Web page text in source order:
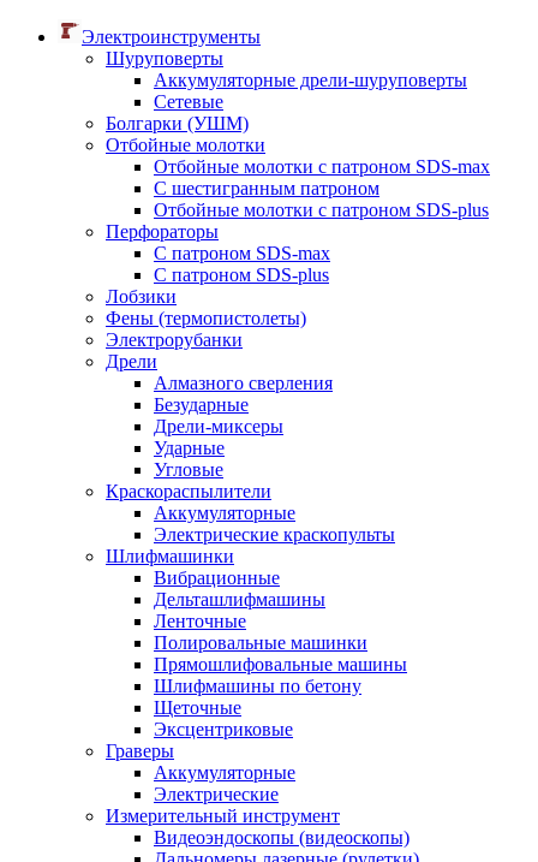
Электроинструменты
Шуруповерты
Аккумуляторные дрели-шуруповерты
Сетевые
Болгарки (УШМ)
Отбойные молотки
Отбойные молотки с патроном SDS-max
С шестигранным патроном
Отбойные молотки с патроном SDS-plus
Перфораторы
С патроном SDS-max
С патроном SDS-plus
Лобзики
Фены (термопистолеты)
Электрорубанки
Дрели
Алмазного сверления
Безударные
Дрели-миксеры
Ударные
Угловые
Краскораспылители
Аккумуляторные
Электрические краскопульты
Шлифмашинки
Вибрационные
Дельташлифмашины
Ленточные
Полировальные машинки
Прямошлифовальные машины
Шлифмашины по бетону
Щеточные
Эксцентриковые
Граверы
Аккумуляторные
Электрические
Измерительный инструмент
Видеоэндоскопы (видеоскопы)